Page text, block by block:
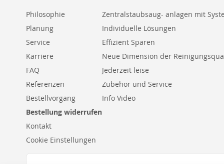
Philosophie
Planung
Service
Karriere
FAQ
Referenzen
Bestellvorgang
Bestellung widerrufen
Kontakt
Cookie Einstellungen
Zentralstaubsaug- anlagen mit
Individuelle Lösungen
Effizient Sparen
Neue Dimension der
Jederzeit leise
Zubehör und Service
Info Video